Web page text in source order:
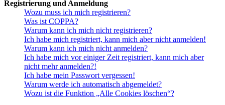
Registrierung und Anmeldung
Wozu muss ich mich registrieren?
Was ist COPPA?
Warum kann ich mich nicht registrieren?
Ich habe mich registriert, kann mich aber nicht anmelden!
Warum kann ich mich nicht anmelden?
Ich habe mich vor einiger Zeit registriert, kann mich aber
nicht mehr anmelden?!
Ich habe mein Passwort vergessen!
Warum werde ich automatisch abgemeldet?
Wozu ist die Funktion „Alle Cookies löschen“?